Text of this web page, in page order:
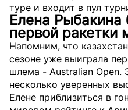
туре и входит в пул
Елена Рыбакина
первой ракетки
Напомним, что
сезоне уже выиграла
шлема - Australian Open.
несколько уверенных
Елене приблизиться в